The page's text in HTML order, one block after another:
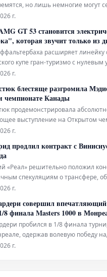
но лишь немногие могут
является BMW. Эта немецкая
которые, хотя и недешевы,
г.
GT 53 становится
которая звучит только из
расширяет линейку
купе гран-туризмо с нулевым
новый Mercedes-AMG
по сравнению со старшими
вариантом с н
г.
блестяще разгромила
Канады
продемонстрировала
выступление на Открытом
решительно обыграв
молодой украинки
г.
продлил контракт с
«Реал» решительно положил
спекуляциям о трансфере,
Жуниора новым
игроком в
ранее связывался с возможным
г.
совершил
финала Masters 1000 в
пробился в 1/8 финала
одержав волевую победу
Китая Юнчэн Шаном.
г.